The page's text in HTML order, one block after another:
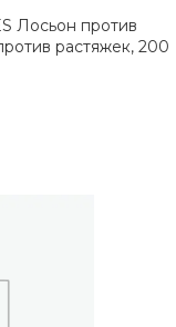
Лосьон против
растяжек, 200